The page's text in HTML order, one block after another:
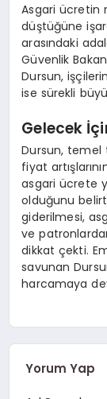
Asgari ücretin
düştüğüne
arasındaki
Güvenlik
Dursun,
ise sürekli
Gelecek
Dursun,
fiyat
asgari ücrete
olduğunu
giderilmesi,
ve
dikkat çekti.
savunan
harcamaya
Yorum Yap